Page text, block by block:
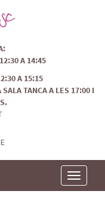
12:30 A 14:45
A 15:15
TANCA A LES 17:00 I
Toggle